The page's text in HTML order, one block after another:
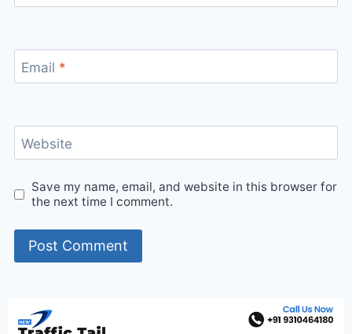
Email *
Website
Save my name, email, and website in this browser for
the next time I comment.